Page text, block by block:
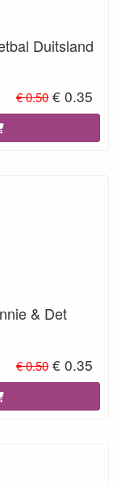
Duitsland
€ 0.50 € 0.35
& Det
€ 0.50 € 0.35